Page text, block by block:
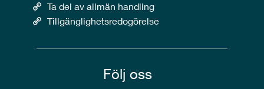
Ta del av allmän handling
Tillgänglighetsredogörelse
Följ oss